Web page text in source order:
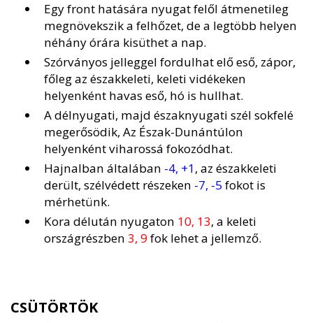
Egy front hatására nyugat felől átmenetileg
megnövekszik a felhőzet, de a legtöbb helyen
néhány órára kisüthet a nap.
Szórványos jelleggel fordulhat elő eső, zápor,
főleg az északkeleti, keleti vidékeken
helyenként havas eső, hó is hullhat.
A délnyugati, majd északnyugati szél sokfelé
megerősödik, Az Észak-Dunántúlon
helyenként viharossá fokozódhat.
Hajnalban általában -4, +1, az északkeleti
derült, szélvédett részeken -7, -5 fokot is
mérhetünk.
Kora délután nyugaton 10, 13, a keleti
országrészben 3, 9fok lehet a jellemző.
CSÜTÖRTÖK